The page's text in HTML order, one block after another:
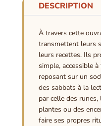
DESCRIPTION
À travers cette
transmettent leurs
leurs recettes. Ils
simple, accessible
reposant sur un
des sabbats à la
par celle des runes,
plantes ou des
faire ses propres